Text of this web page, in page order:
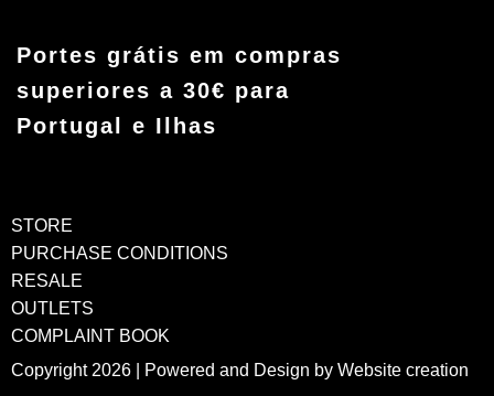
Portes grátis em compras
superiores a 30€ para
Portugal e Ilhas
STORE
PURCHASE CONDITIONS
RESALE
OUTLETS
COMPLAINT BOOK
Copyright 2026 | Powered and Design by Website creation